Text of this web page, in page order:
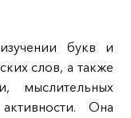
букв и
слов, а также
мыслительных
Она